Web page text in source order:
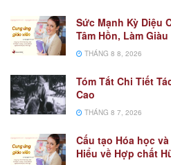
Sức Mạnh Kỳ Diệu
Tâm Hồn, Làm
THÁNG 8 8, 2026
Tóm Tắt Chi Tiết
Cao
THÁNG 8 7, 2026
Cấu tạo Hóa học
Hiểu về Hợp chất